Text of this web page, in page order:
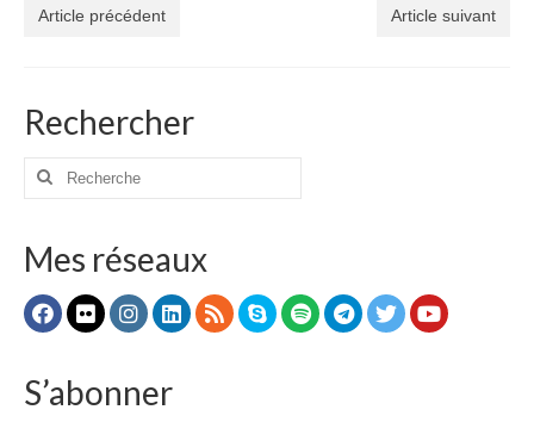
Vidéos Bibliques
Apprendre
Conférences, Retraites
Enseignements ALTIUS
Retraites
Article précédent Article suivant
Rechercher
Rechercher
Mes réseaux
S’abonner